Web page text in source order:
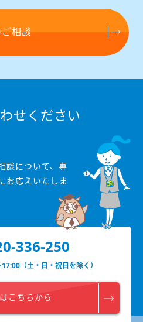
相談
せください
談について、 専
お応えいたしま
336-250
（土・日・祝日を除く）
こちらから